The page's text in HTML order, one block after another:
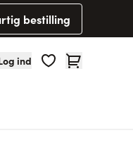
bestilling
ind Cart